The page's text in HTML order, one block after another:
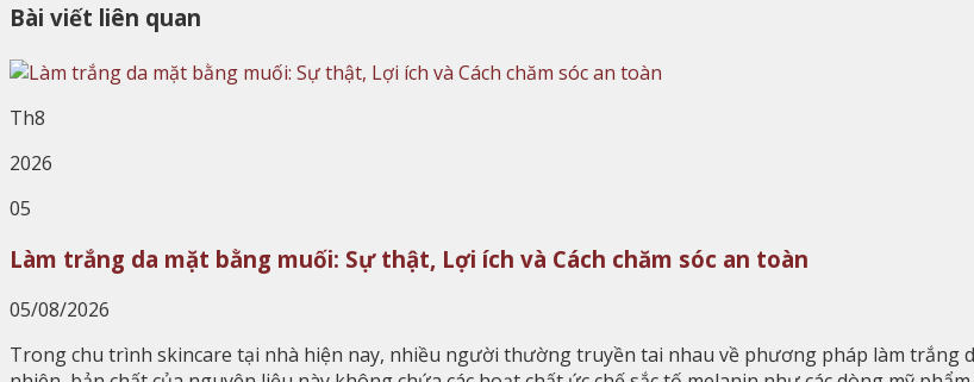
Bài viết liên quan
Th8
2026
05
Làm trắng da mặt bằng muối: Sự thật, Lợi ích và Cách chăm sóc an toàn
05/08/2026
Trong chu trình skincare tại nhà hiện nay, nhiều người thường truyền tai nhau về phương pháp làm trắng